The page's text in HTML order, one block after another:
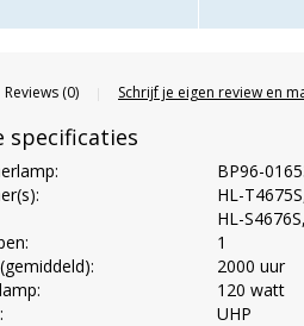
Reviews (0) Schrijf je eigen review en
specificaties
BP96-
HL-
HL-
1
2000 uur
120 watt
UHP